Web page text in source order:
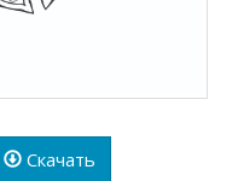
Скачать